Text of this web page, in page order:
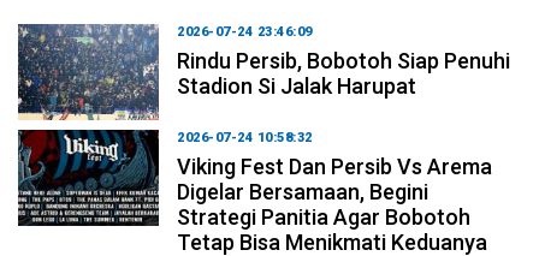
2026-07-24 23:46:09
Rindu Persib, Bobotoh Siap Penuhi
Stadion Si Jalak Harupat
2026-07-24 10:58:32
Viking Fest Dan Persib Vs Arema
Digelar Bersamaan, Begini
Strategi Panitia Agar Bobotoh
Tetap Bisa Menikmati Keduanya